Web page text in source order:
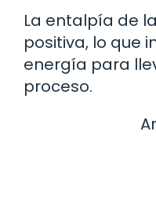
La entalpía de
positiva, lo que
energía para
proceso.